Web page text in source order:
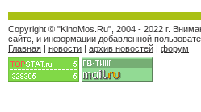
Copyright © "KinoMos.Ru", 2004 - 2022 г.
сайте, и информации добавленной
Главная | новости | архив новостей | форум